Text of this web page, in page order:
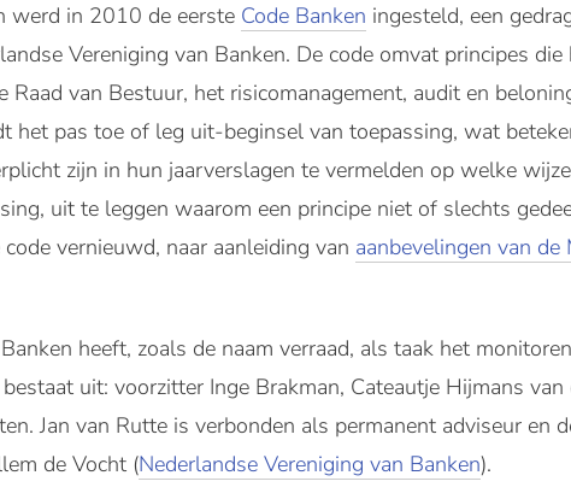
werd in 2010 de eerste Code Banken ingesteld, een
Vereniging van Banken. De code omvat principes
Raad van Bestuur, het risicomanagement, audit en
het pas toe of leg uit-beginsel van toepassing, wat
zijn in hun jaarverslagen te vermelden op welke
uit te leggen waarom een principe niet of slechts
vernieuwd, naar aanleiding van aanbevelingen van
heeft, zoals de naam verraad, als taak het
uit: voorzitter Inge Brakman, Cateautje Hijmans
Jan van Rutte is verbonden als permanent adviseur en
de Vocht (Nederlandse Vereniging van Banken).